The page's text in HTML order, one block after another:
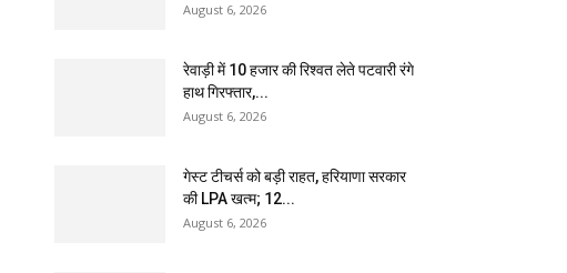
August 6, 2026
रेवाड़ी में 10 हजार की रिश्वत लेते पटवारी रंगे
हाथ गिरफ्तार,...
August 6, 2026
गेस्ट टीचर्स को बड़ी राहत, हरियाणा सरकार
की LPA खत्म; 12...
August 6, 2026